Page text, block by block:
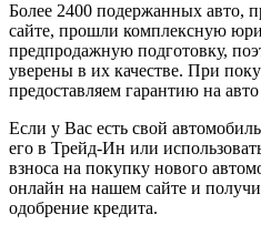
Более 2400 подержанных авто,
сайте, прошли комплексную
предпродажную подготовку,
уверены в их качестве. При
предоставляем гарантию на
Если у Вас есть свой
его в Трейд-Ин или
взноса на покупку нового
онлайн на нашем сайте и
одобрение кредита.